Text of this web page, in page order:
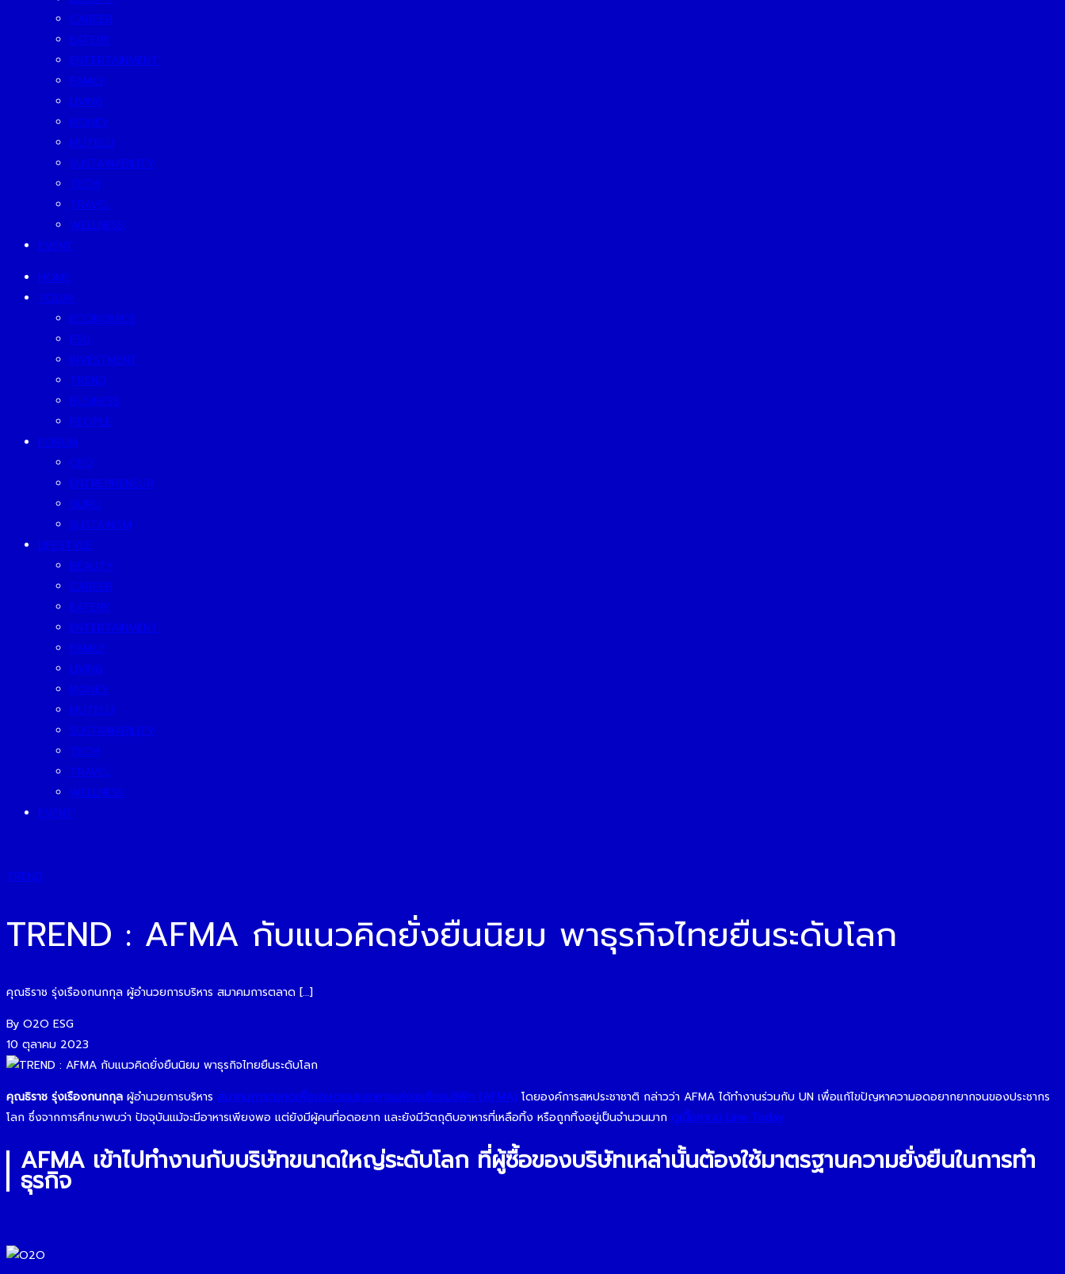
CAREER
EATERY
ENTERTAINMENT
FAMILY
LIVING
MONEY
MUTELU
SUSTAINABILITY
TECH
TRAVEL
WELLNESS
EVENT
HOME
TODAY
ECONOMICS
ESG
INVESTMENT
TREND
BUSINESS
PEOPLE
FORUM
CEO
ENTREPRENEUR
GURU
SUSTAINISM
LIFESTYLE
BEAUTY
CAREER
EATERY
ENTERTAINMENT
FAMILY
LIVING
MONEY
MUTELU
SUSTAINABILITY
TECH
TRAVEL
WELLNESS
EVENT
TREND
TREND : AFMA กับแนวคิดยั่งยืนนิยม พาธุรกิจไทยยืนระดับโลก
คุณธิราช รุ่งเรืองกนกกุล ผู้อำนวยการบริหาร สมาคมการตลาด […]
By O2O ESG
10 ตุลาคม 2023
คุณธิราช รุ่งเรืองกนกกุล ผู้อำนวยการบริหาร สมาคมการตลาดเพื่อเกษตรและอาหารแห่งเอเชียแปซิฟิก (AFMA) โดยองค์การสหประชาชาติ กล่าวว่า AFMA ได้ทำงานร่วมกับ UN เพื่อแก้ไขปัญหาความอดอยากยากจนของประชากร
โลก ซึ่งจากการศึกษาพบว่า ปัจจุบันแม้จะมีอาหารเพียงพอ แต่ยังมีผู้คนที่อดอยาก และยังมีวัตถุดิบอาหารที่เหลือทิ้ง หรือถูกทิ้งอยู่เป็นจำนวนมาก ดูเนื้อหาบน Line Today
AFMA เข้าไปทำงานกับบริษัทขนาดใหญ่ระดับโลก ที่ผู้ซื้อของบริษัทเหล่านั้นต้องใช้มาตรฐานความยั่งยืนในการทำ
ธุรกิจ